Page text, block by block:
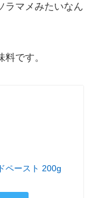
ラマメみたいなん
です。
ペースト 200g